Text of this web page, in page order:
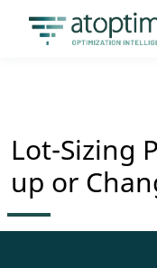
Lot-Sizing
up or